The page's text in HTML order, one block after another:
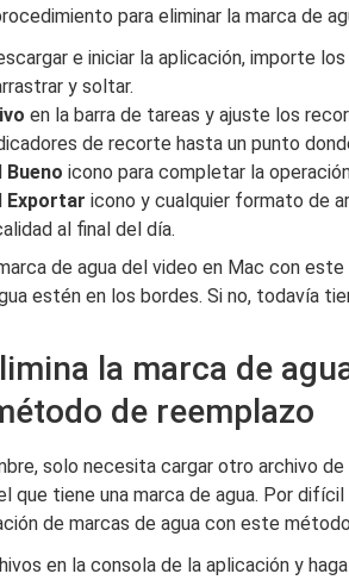
para eliminar la marca de
e iniciar la aplicación, importe
y soltar.
en la barra de tareas y ajuste los
de recorte hasta un punto
Bueno icono para completar la
Exportar icono y cualquier formato de
al final del día.
de agua del video en Mac con
estén en los bordes. Si no, todavía
la marca de
de reemplazo
solo necesita cargar otro archivo
que tiene una marca de agua. Por
de marcas de agua con este
en la consola de la aplicación y